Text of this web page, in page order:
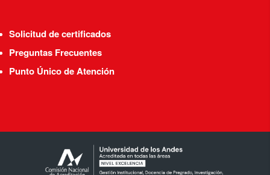
Solicitud de certificados
Preguntas Frecuentes
Punto Único de Atención